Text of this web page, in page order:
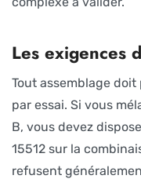
Les exigences
Tout assemblage
par essai. Si vous
B, vous devez
15512 sur la
refusent